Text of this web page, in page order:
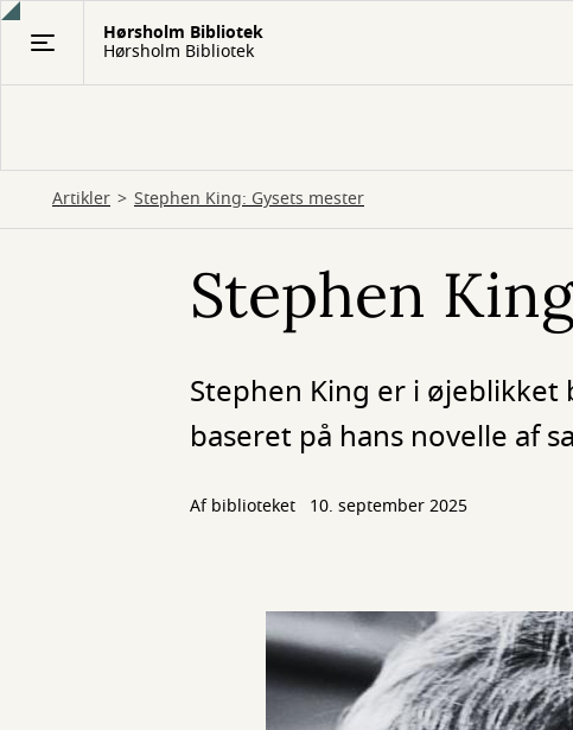
Gå
Hørsholm Bibliotek
Hørsholm Bibliotek
Artikler Stephen King: Gysets mester
Stephen
Stephen King er i
baseret på hans novelle af
Af biblioteket 10. september 2025